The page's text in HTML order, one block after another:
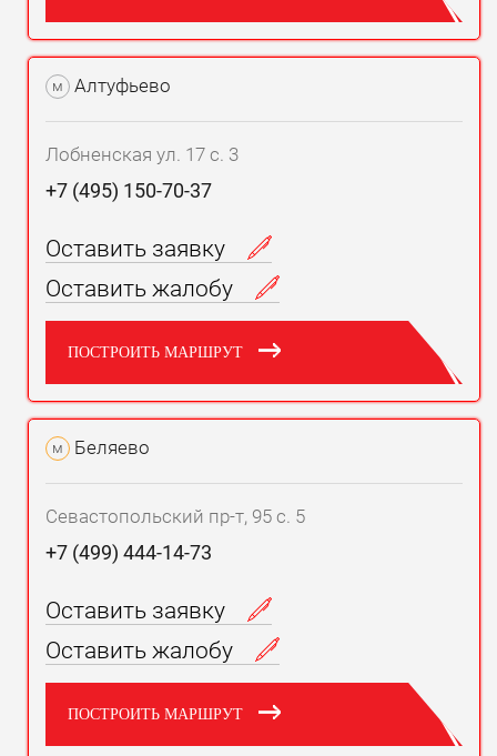
м Алтуфьево
Лобненская ул. 17 с. 3
+7 (495) 150-70-37
Оставить заявку
Оставить жалобу
ПОСТРОИТЬ МАРШРУТ
м Беляево
Севастопольский пр-т, 95 с. 5
+7 (499) 444-14-73
Оставить заявку
Оставить жалобу
ПОСТРОИТЬ МАРШРУТ